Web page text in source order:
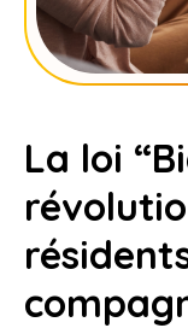
La loi